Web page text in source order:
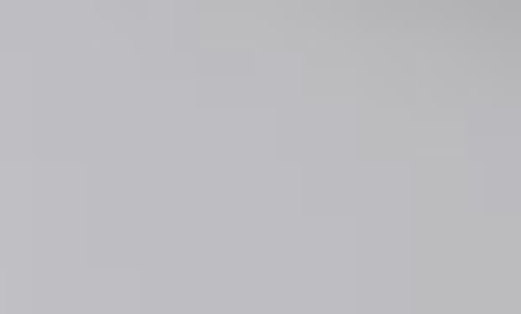
分の
ます。
ビスです。
分の